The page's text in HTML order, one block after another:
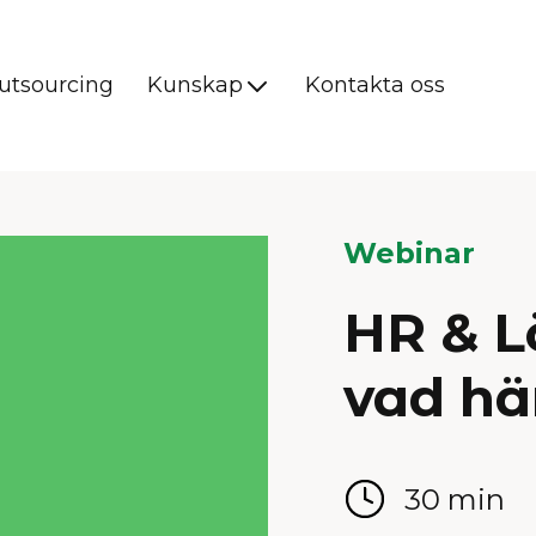
Kunskap Kontakta oss
Webinar
HR &
vad
30 min